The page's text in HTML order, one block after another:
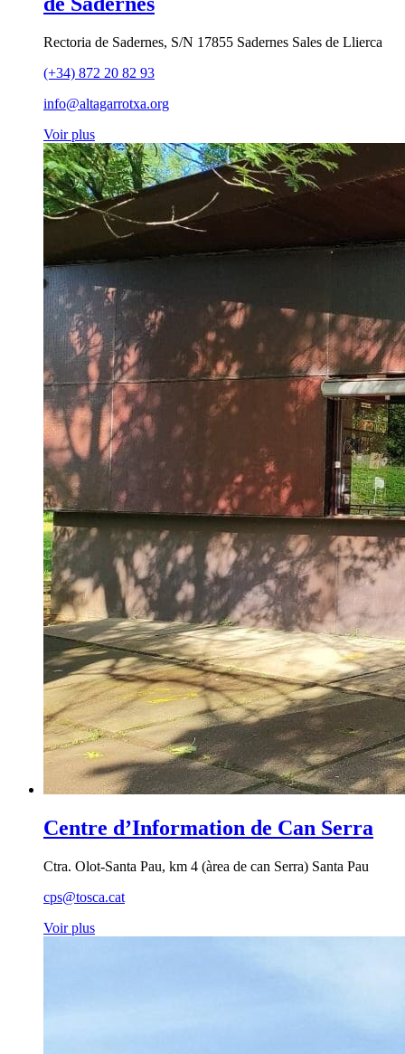
Rectoria de Sadernes, S/N 17855 Sadernes Sales de Llierca
(+34) 872 20 82 93
info@altagarrotxa.org
Voir plus
Centre d’Information de Can Serra
Ctra. Olot-Santa Pau, km 4 (àrea de can Serra) Santa Pau
cps@tosca.cat
Voir plus